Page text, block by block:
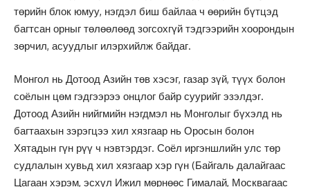
төрийн блок юмуу, нэгдэл биш байлаа ч өөрийн бүтцэд
багтсан орныг төлөөлөөд зогсохгүй тэдгээрийн хоорондын
зөрчил, асуудлыг илэрхийлж байдаг.
Монгол нь Дотоод Азийн төв хэсэг, газар зүй, түүх болон
соёлын цөм гэдгээрээ онцлог байр суурийг эзэлдэг.
Дотоод Азийн нийгмийн нэгдмэл нь Монголыг бүхэлд нь
багтаахын зэрэгцээ хил хязгаар нь Оросын болон
Хятадын гүн рүү ч нэвтэрдэг. Соёл иргэншлийн улс төр
судлалын хувьд хил хязгаар хэр гүн (Байгаль далайгаас
Цагаан хэрэм, эсхүл Ижил мөрнөөс Гималай, Москвагаас